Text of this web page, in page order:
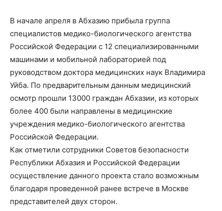
В начале апреля в Абхазию прибыла группа
специалистов медико-биологического агентства
Российской Федерации с 12 специализированными
машинами и мобильной лабораторией под
руководством доктора медицинских наук Владимира
Уйба. По предварительным данным медицинский
осмотр прошли 13000 граждан Абхазии, из которых
более 400 были направлены в медицинские
учреждения медико-биологического агентства
Российской Федерации.
Как отметили сотрудники Советов безопасности
Республики Абхазия и Российской Федерации
осуществление данного проекта стало возможным
благодаря проведенной ранее встрече в Москве
представителей двух сторон.